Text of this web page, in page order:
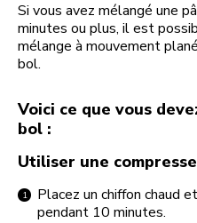
Si vous avez mélangé une
minutes ou plus, il est
mélange à mouvement
bol.
Voici ce que vous
bol :
Utiliser une
Placez un chiffon chaud
pendant 10 minutes.